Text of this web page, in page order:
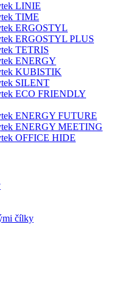
LINIE
TIME
ERGOSTYL
ERGOSTYL PLUS
TETRIS
ENERGY
KUBISTIK
SILENT
ECO FRIENDLY
ENERGY FUTURE
ENERGY MEETING
OFFICE HIDE
čílky